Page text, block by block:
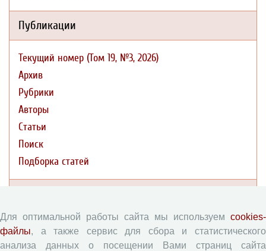
Публикации
Текущий номер (Том 19, №3, 2026)
Архив
Рубрики
Авторы
Статьи
Поиск
Подборка статей
Правила для авторов
Типовой лицензионный договор
Для оптимальной работы сайта мы используем cookies-
файлы, а также сервис для сбора и статистического
анализа данных о посещении Вами страниц сайта